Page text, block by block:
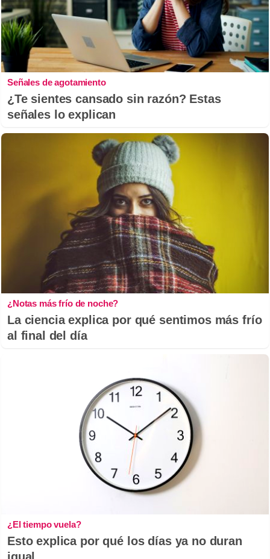
Señales de agotamiento
¿Te sientes cansado sin razón? Estas
señales lo explican
¿Notas más frío de noche?
La ciencia explica por qué sentimos más frío
al final del día
¿El tiempo vuela?
Esto explica por qué los días ya no duran